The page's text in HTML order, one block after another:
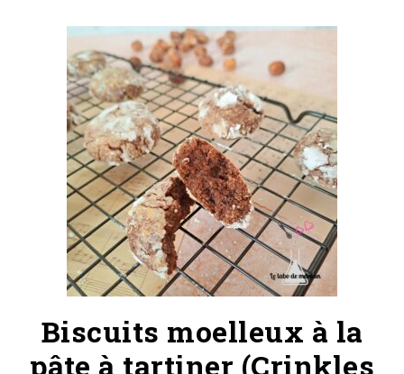
Biscuits moelleux à la
pâte à tartiner (Crinkles